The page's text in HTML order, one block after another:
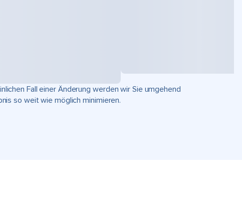
Fall einer Änderung werden wir Sie umgehend
so weit wie möglich minimieren.